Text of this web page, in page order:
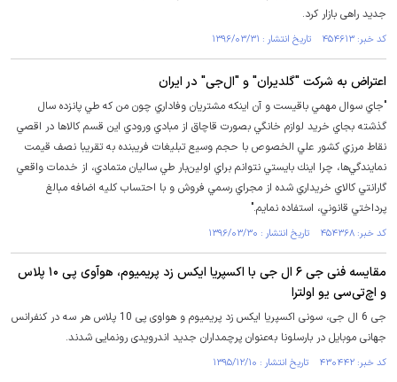
جدید راهی بازار کرد.
کد خبر: ۴۵۴۶۱۳ تاریخ انتشار : ۱۳۹۶/۰۳/۳۱
اعتراض به شرکت "گلدیران" و "ال‌جی" در ایران
"جاي سوال مهمي باقيست و آن اينكه مشتريان وفاداري چون من كه طي پانزده سال
گذشته بجاي خريد لوازم خانگي بصورت قاچاق از مبادي ورودي اين قسم كالاها در اقصي
نقاط مرزي كشور علي الخصوص با حجم وسيع تبليغات فریبنده به تقريبا نصف قيمت
نمايندگي‌ها، چرا اينك بايستي نتوانم براي اولين‌بار طي ساليان متمادي، از خدمات واقعي
گارانتي كالاي خريداري شده از مجراي رسمي فروش و با احتساب كليه اضافه مبالغ
پرداختي قانوني، استفاده نمايم."
کد خبر: ۴۵۴۳۶۸ تاریخ انتشار : ۱۳۹۶/۰۳/۳۰
مقایسه فنی جی ۶ ال جی با اکسپریا ایکس زد پریمیوم، هوآوی پی ۱۰ پلاس
و اچ‌تی‌سی یو اولترا
جی 6 ال جی، سونی اکسپریا ایکس زد پریمیوم و هواوی پی 10 پلاس هر سه در کنفرانس
جهانی موبایل در بارسلونا به‌عنوان پرچمداران جدید اندرویدی رونمایی شدند.
کد خبر: ۴۳۰۴۴۲ تاریخ انتشار : ۱۳۹۵/۱۲/۱۰